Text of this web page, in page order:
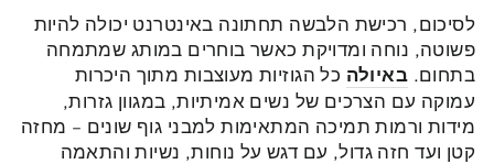
לסיכום, רכישת הלבשה תחתונה באינטרנט יכולה להיות
פשוטה, נוחה ומדויקת כאשר בוחרים במותג שמתמחה
בתחום. באיולה כל הגוזיות מעוצבות מתוך היכרות
עמוקה עם הצרכים של נשים אמיתיות, במגוון גזרות,
מידות ורמות תמיכה המתאימות למבני גוף שונים – מחזה
קטן ועד חזה גדול, עם דגש על נוחות, נשיות והתאמה